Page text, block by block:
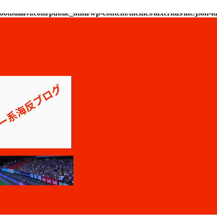
public_html/wp-content/themes/luxeritas/inc/json-